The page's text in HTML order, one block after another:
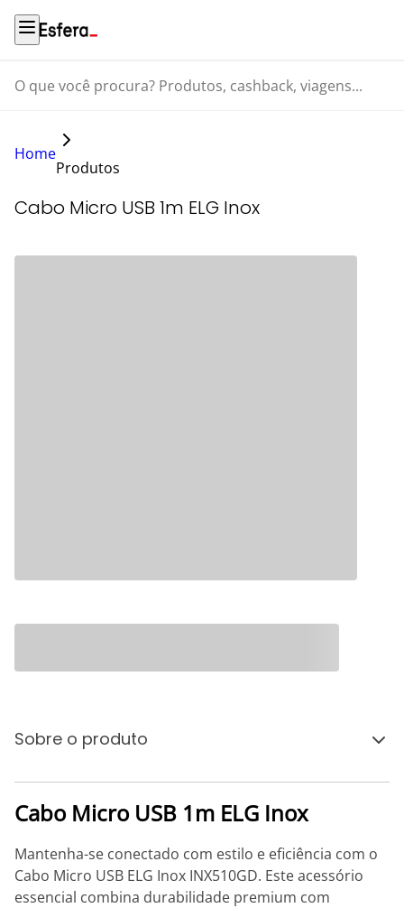
O que você procura? Produtos, cashback, viagens...
Home
Produtos
Cabo Micro USB 1m ELG Inox
Sobre o produto
Cabo Micro USB 1m ELG Inox
Mantenha-se conectado com estilo e eficiência com o
Cabo Micro USB ELG Inox INX510GD. Este acessório
essencial combina durabilidade premium com